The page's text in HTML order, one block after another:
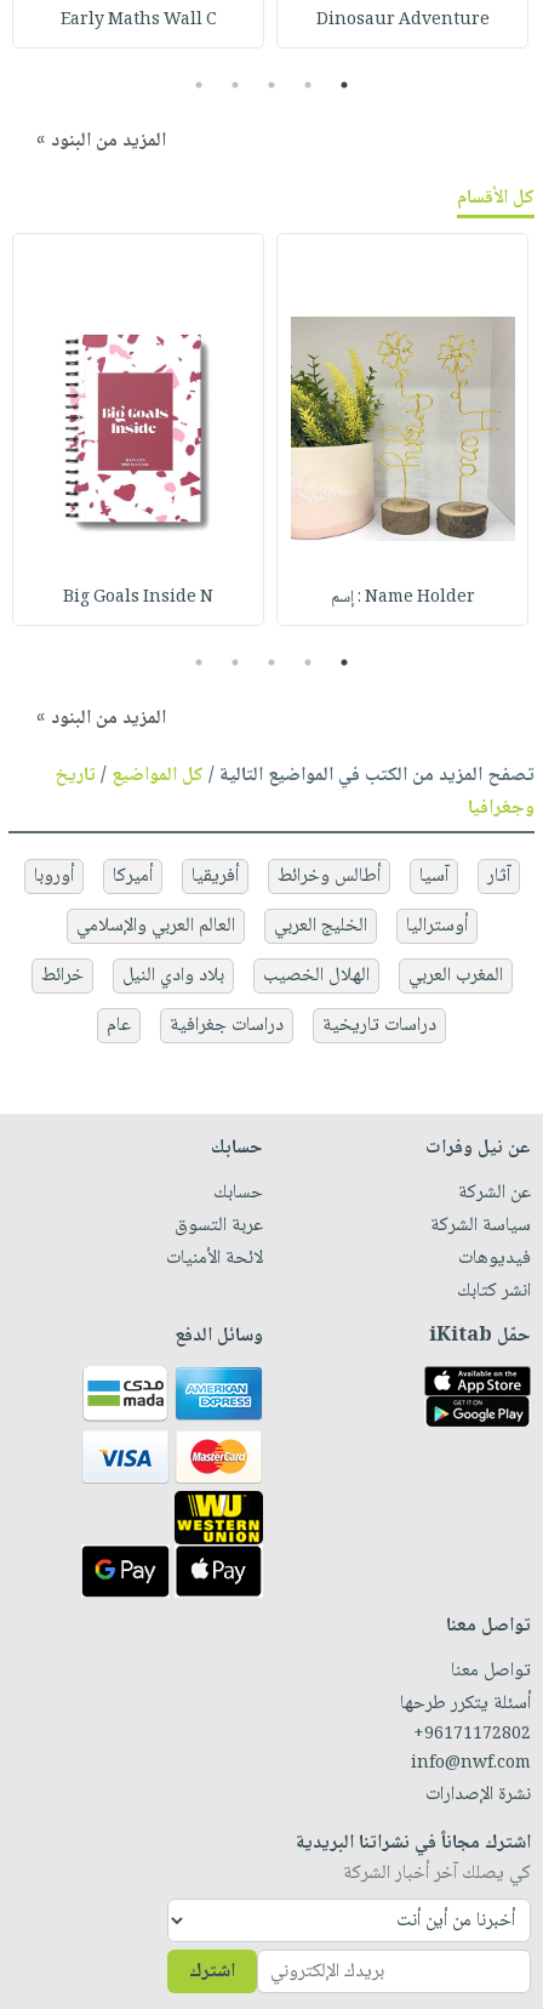
Dinosaur Adventure
Early Maths Wall C
1
2
3
4
5
المزيد من البنود »
كل الأقسام
Name Holder : إسم Big Goals Inside N
1
2
3
4
5
المزيد من البنود »
تصفح المزيد من الكتب في المواضيع التالية /كل المواضيع/تاريخ
وجغرافيا
آثار آسيا أطالس وخرائط أفريقيا أميركا
أوروبا
أوستراليا
الخليج العربي
العالم العربي والإسلامي
المغرب العربي
الهلال الخصيب بلاد وادي النيل
خرائط
دراسات تاريخية
دراسات جغرافية عام
عن نيل وفرات
عن الشركة
سياسة الشركة
فيديوهات
انشر كتابك
حسابك
حسابك
عربة التسوق
لائحة الأمنيات
حمّل iKitab وسائل الدفع
تواصل معنا
تواصل معنا
أسئلة يتكرر طرحها
+96171172802
info@nwf.com
نشرة الإصدارات
اشترك مجاناً في نشراتنا البريدية
كي يصلك آخر أخبار الشركة
اشترك